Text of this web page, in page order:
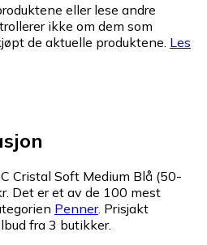
eller lese andre
ikke om dem som
de aktuelle produktene. Les
Cristal Soft Medium Blå (50-
Det er et av de 100 mest
Penner. Prisjakt
fra 3 butikker.